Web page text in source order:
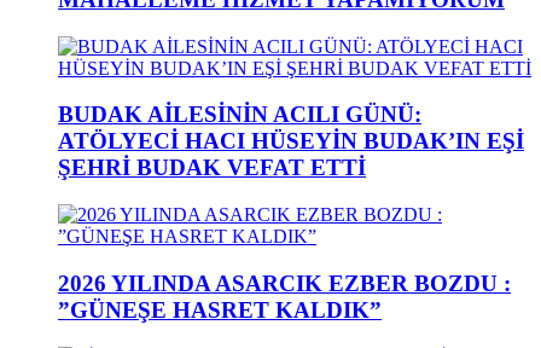
BUDAK AİLESİNİN ACILI GÜNÜ:
ATÖLYECİ HACI HÜSEYİN BUDAK’IN EŞİ
ŞEHRİ BUDAK VEFAT ETTİ
2026 YILINDA ASARCIK EZBER BOZDU :
”GÜNEŞE HASRET KALDIK”